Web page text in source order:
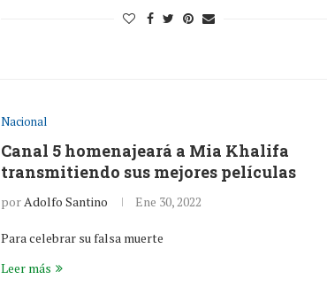
Nacional
Canal 5 homenajeará a Mia Khalifa
transmitiendo sus mejores películas
porAdolfo Santino Ene 30, 2022
Para celebrar su falsa muerte
Leer más